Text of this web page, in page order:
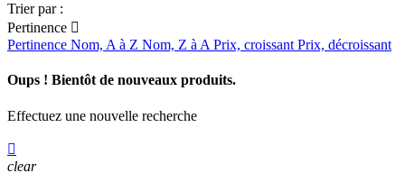
Trier par :
Pertinence 
Pertinence Nom, A à Z Nom, Z à A Prix, croissant Prix, décroissant
Oups ! Bientôt de nouveaux produits.
Effectuez une nouvelle recherche

clear